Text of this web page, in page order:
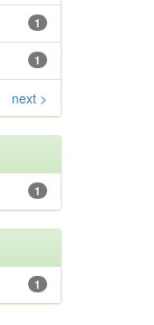
1
1
next >
1
1